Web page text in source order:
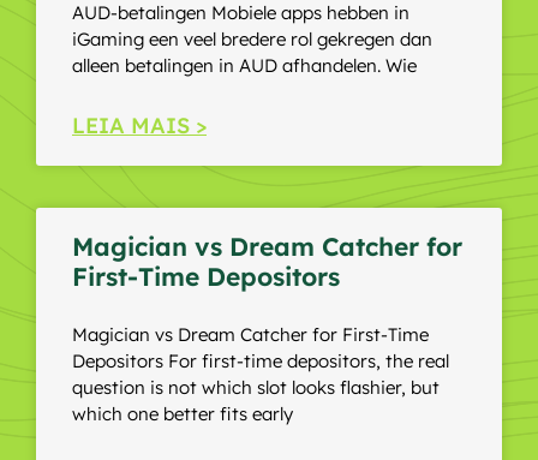
AUD-betalingen Mobiele apps hebben in
iGaming een veel bredere rol gekregen dan
alleen betalingen in AUD afhandelen. Wie
LEIA MAIS >
Magician vs Dream Catcher for
First-Time Depositors
Magician vs Dream Catcher for First-Time
Depositors For first-time depositors, the real
question is not which slot looks flashier, but
which one better fits early